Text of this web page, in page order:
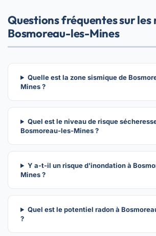
Questions fréquentes sur les
Bosmoreau-les-Mines
Quelle est la zone sismique de
Mines ?
Quel est le niveau de risque
Bosmoreau-les-Mines ?
Y a-t-il un risque d'inondation à
Mines ?
Quel est le potentiel radon à
?